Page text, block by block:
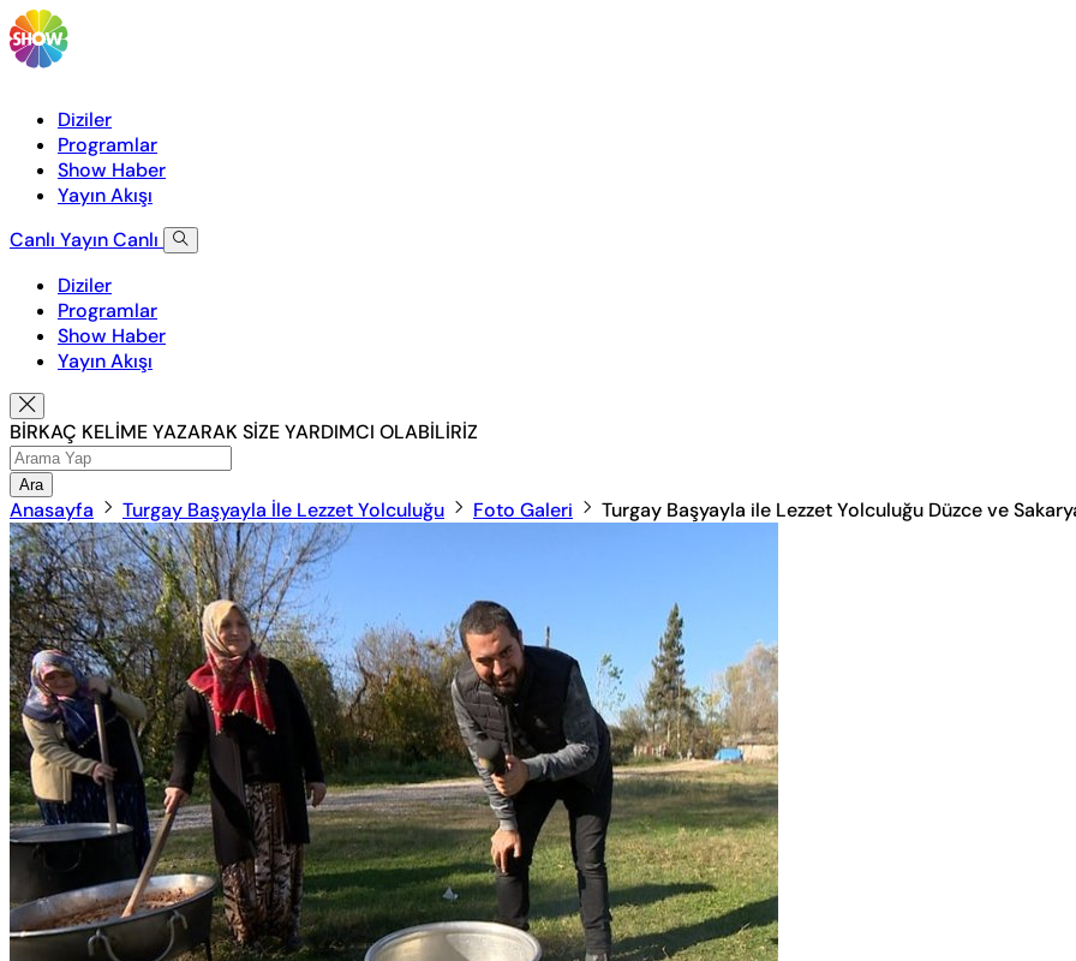
Diziler
Programlar
Show Haber
Yayın Akışı
Canlı YayınCanlı
Diziler
Programlar
Show Haber
Yayın Akışı
BİRKAÇ KELİME YAZARAK SİZE YARDIMCI OLABİLİRİZ
Ara
Anasayfa Turgay Başyayla İle Lezzet Yolculuğu Foto Galeri Turgay Başyayla ile Lezzet Yolculuğu Düzce ve